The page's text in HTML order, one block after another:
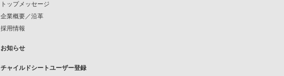
トップメッセージ
企業概要／沿革
採用情報
お知らせ
チャイルドシートユーザー登録